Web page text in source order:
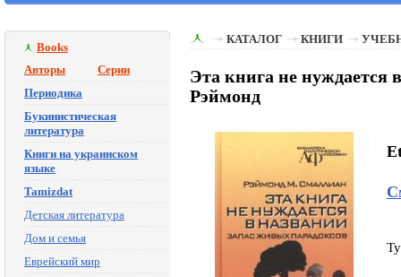
Books
Авторы
Серии
Периодика
Букинистическая
литература
Книги на украинском
языке
Tamizdat
Детская литература
Дом и семья
Еврейский мир
КАТАЛОГ КНИГИ
Эта книга не нуждается
Рэймонд